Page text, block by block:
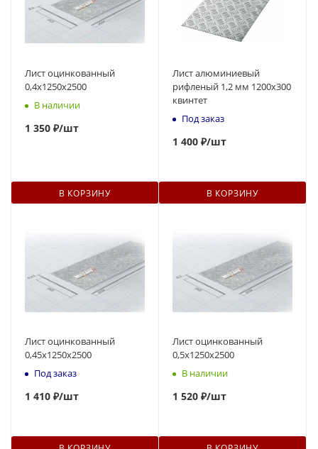
Лист оцинкованный
0,4x1250x2500
В наличии
1 350 ₽/шт
В КОРЗИНУ
Лист алюминиевый
рифленый 1,2 мм 1200х300
квинтет
Под заказ
1 400 ₽/шт
В КОРЗИНУ
Лист оцинкованный
0,45x1250x2500
Под заказ
1 410 ₽/шт
Лист оцинкованный
0,5x1250x2500
В наличии
1 520 ₽/шт